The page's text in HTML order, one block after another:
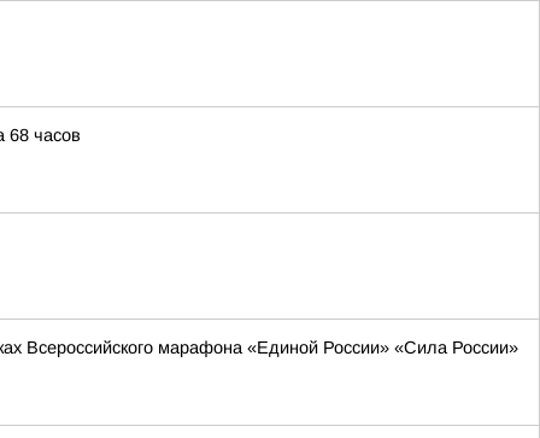
68 часов
Всероссийского марафона «Единой России» «Сила России»